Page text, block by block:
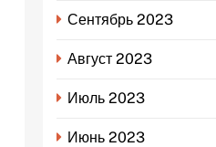
Сентябрь 2023
Август 2023
Июль 2023
Июнь 2023